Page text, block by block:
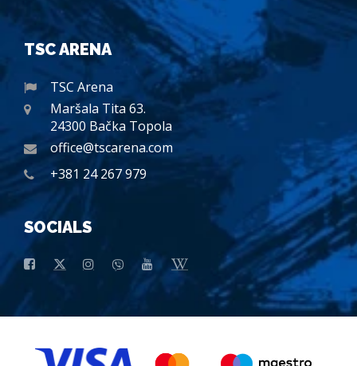
TSC ARENA
TSC Arena
Maršala Tita 63.
24300 Bačka Topola
office@tscarena.com
+381 24 267 979
SOCIALS